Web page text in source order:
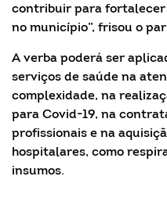
contribuir para fortalecer
no município”, frisou o
A verba poderá ser
serviços de saúde na
complexidade, na
para Covid-19, na
profissionais e na
hospitalares, como
insumos.